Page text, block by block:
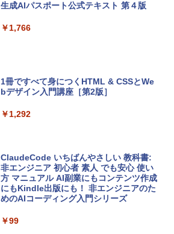
Apple 2026 MacBook Neo A18 Proチッ
e Intelligenceのために設計、Liquid Ret
￥137,800
￥2,952
Apple 2026 MacBook Air M5チップ搭載
igence、13.6インチLiquid Retinaディ
Robloxギフトカード - 800 Robux 【限
インゲームコード】 ロブロックス | オン
Robloxギフトカード - 1000 Robux 【限
インゲームコード】 ロブロックス |オン
Robloxギフトカード - 2,000 Robux 【限
定バーチャルアイテムを含む】 【オンラ
インゲームコード】 ロブロックス | オン
生成AIパスポート公式テキスト 第４版
￥1,766
1冊ですべて身につくHTML & CSSとWe
bデザイン入門講座［第2版］
￥1,292
ClaudeCode いちばんやさしい 教科書:
非エンジニア 初心者 素人 でも安心 使い
方 マニュアル AI副業にもコンテンツ作成
にもKindle出版にも！ 非エンジニアのた
めのAIコーディング入門シリーズ
￥99